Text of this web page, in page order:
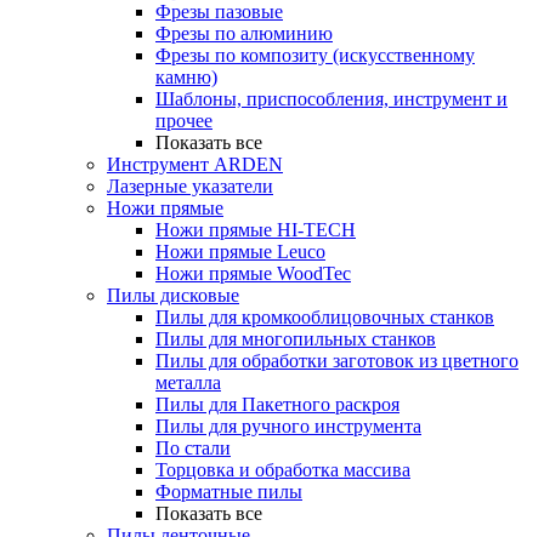
Фрезы пазовые
Фрезы по алюминию
Фрезы по композиту (искусственному
камню)
Шаблоны, приспособления, инструмент и
прочее
Показать все
Инструмент ARDEN
Лазерные указатели
Ножи прямые
Ножи прямые HI-TECH
Ножи прямые Leuco
Ножи прямые WoodTec
Пилы дисковые
Пилы для кромкооблицовочных станков
Пилы для многопильных станков
Пилы для обработки заготовок из цветного
металла
Пилы для Пакетного раскроя
Пилы для ручного инструмента
По стали
Торцовка и обработка массива
Форматные пилы
Показать все